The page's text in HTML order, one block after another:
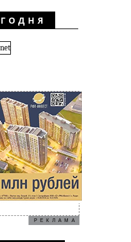
РЕКЛАМА